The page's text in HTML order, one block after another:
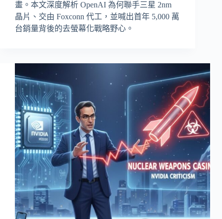
畫。本文深度解析 OpenAI 為何聯手三星 2nm
晶片、交由 Foxconn 代工，並喊出首年 5,000 萬
台銷量背後的去螢幕化戰略野心。